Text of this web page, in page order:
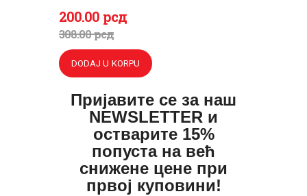
308.00рсд
Originalna
cena
je
bila:
308.
200.00 рсд
Trenutna
cena
je:
200.
DODAJ U KORPU
Пријавите се за наш
NEWSLETTER и
остварите 15%
попуста на већ
снижене цене при
првој куповини!